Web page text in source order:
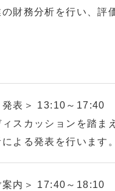
の財務分析を行い、評
発表＞ 13:10～17:40
ィスカッションを踏ま
よる発表を行います。
案内＞ 17:40～18:10